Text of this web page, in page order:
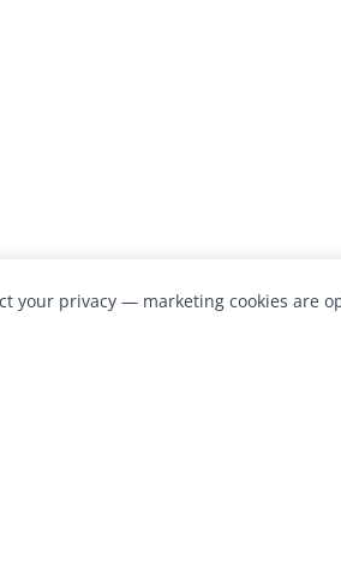
your privacy — marketing cookies are